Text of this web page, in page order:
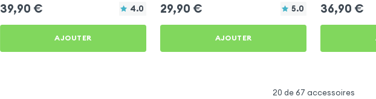
39,90 € 4.0
AJOUTER
29,90 € 5.0
AJOUTER
36,90 €
20 de 67 accessoires